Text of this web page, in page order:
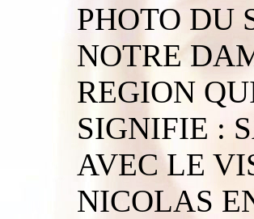
PHOTO DU
NOTRE
REGION
SIGNIFIE :
AVEC LE
NICOLAS